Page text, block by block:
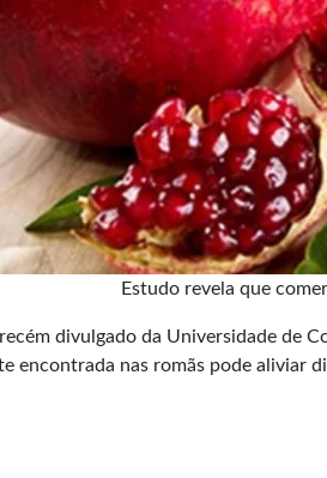
Estudo revela que
divulgado da Universidade de
encontrada nas romãs pode aliviar